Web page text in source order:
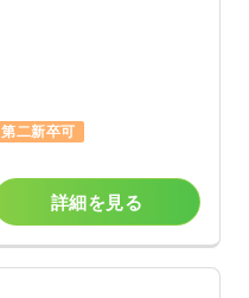
第二新卒可
詳細を見る